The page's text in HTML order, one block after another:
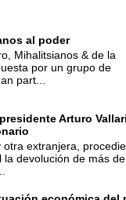
al poder
Mihalitsianos & de la
por un grupo de
part...
Arturo
extranjera,
devolución de más de